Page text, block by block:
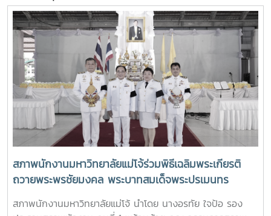
สภาพนักงานมหาวิทยาลัยแม่โจ้ร่วมพิธีเฉลิมพระเกียรติ
ถวายพระพรชัยมงคล พระบาทสมเด็จพระปรเมนทร
รามาธิบดีศรีสินทร มหาวชิราลงกรณ พระวชิรเกล้าเจ้าอยู่
หัว เนื่องในโอกาสมหามงคลเฉลิมพระชนมพรรษา 28
สภาพนักงานมหาวิทยาลัยแม่โจ้ นำโดย นางอรทัย ใจป้อ รอง